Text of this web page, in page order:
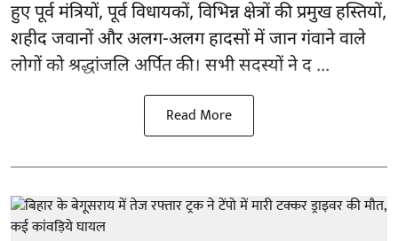
हुए पूर्व मंत्रियों, पूर्व विधायकों, विभिन्न क्षेत्रों की प्रमुख हस्तियों,
शहीद जवानों और अलग-अलग हादसों में जान गंवाने वाले
लोगों को श्रद्धांजलि अर्पित की। सभी सदस्यों ने द ...
Read More